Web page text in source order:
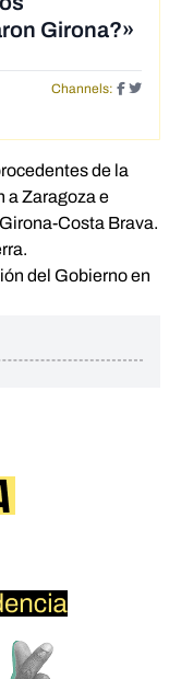
Girona?»
Channels:
de la
a Zaragoza e
Costa Brava.
del Gobierno en